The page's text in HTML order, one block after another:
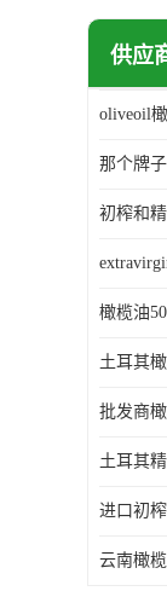
供应
oliveoil
那个牌
初榨和
橄榄油
土耳其
批发商
土耳其
进口初
云南橄